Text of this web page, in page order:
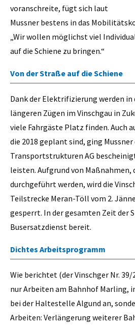
voranschreite, fügt sich laut
Mussner bestens in das
„Wir wollen möglichst viel
auf die Schiene zu bringen.“
Von der Straße auf die Schiene
Dank der Elektrifizierung werden in
längeren Zügen im Vinschgau in
viele Fahrgäste Platz finden. Auch
die 2018 geplant sind, ging
Transportstrukturen AG
leisten. Aufgrund von Maßnahmen,
durchgeführt werden, wird die
Teilstrecke Meran-Töll vom 2.
gesperrt. In der gesamten Zeit der
Busersatzdienst bereit.
Dichtes Arbeitsprogramm
Wie berichtet (der Vinschger Nr.
nur Arbeiten am Bahnhof Marling,
bei der Haltestelle Algund an,
Arbeiten: Verlängerung weiterer